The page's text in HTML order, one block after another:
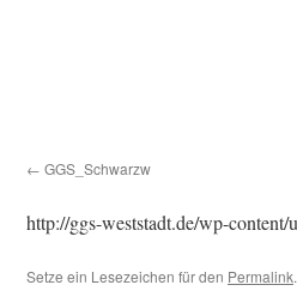
GGS_Schwarzw
http://ggs-weststadt.de/wp-
Setze ein Lesezeichen für den Permalink.